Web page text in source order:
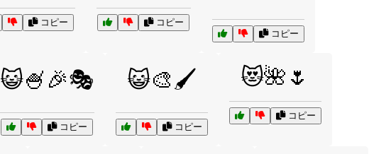
コピー コピー
コピー
😺🍧🎉🎭
コピー
😺🎨🖌️
コピー
😻🌺🌷
コピー